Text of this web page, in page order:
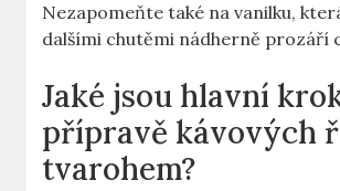
Nezapomeňte také na vanilku,
dalšími chutěmi nádherně prozáří
Jaké jsou hlavní
přípravě kávových
tvarohem?